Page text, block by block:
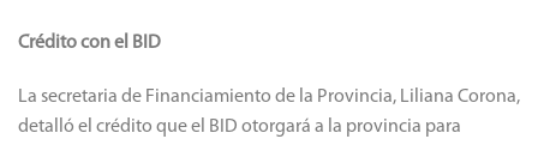
Crédito con el BID
La secretaria de Financiamiento de la Provincia, Liliana Corona,
detalló el crédito que el BID otorgará a la provincia para